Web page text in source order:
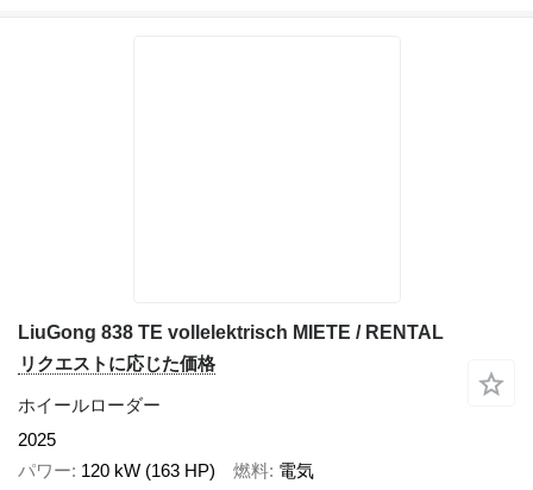
LiuGong 838 TE vollelektrisch MIETE / RENTAL
リクエストに応じた価格
ホイールローダー
2025
パワー 120 kW (163 HP) 燃料 電気